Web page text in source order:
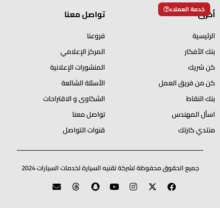
خدمة العملاءأخرى
الرئيسية
بنك الأفكار
كن شريك
كن من فريق العمل
بنك النقاط
اسأل المهندس
منتدي كارتك
تواصل معنا
فروعنا
المركز الإعلامي
المنشورات الإعلانية
الأسئلة الشائعة
الشكاوى و الاقتراحات
تواصل معنا
قنوات التواصل
جميع الحقوق محفوظة لشركة تقنيه السيارة لخدمات السيارات 2024